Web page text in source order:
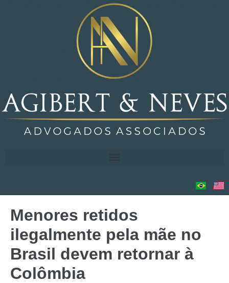
Menores retidos
ilegalmente pela mãe no
Brasil devem retornar à
Colômbia